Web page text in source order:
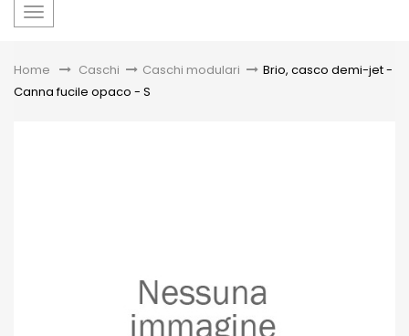
navigazione
Home &gt;Caschi > Caschi modulari > Brio, casco demi-jet -
Canna fucile opaco - S